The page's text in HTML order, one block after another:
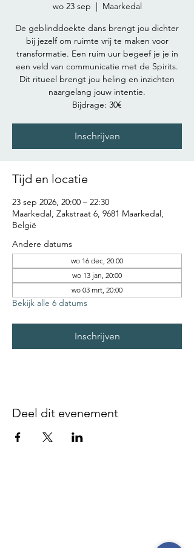
wo 23 sep
  |
Maarkedal
De geblinddoekte dans brengt jou dichter
bij jezelf om ruimte vrij te maken voor
transformatie. Een ruim uur begeef je je in
een veld van communicatie met de Spirits.
Dit ritueel brengt jou heling en inzichten
naargelang jouw intentie.
Bijdrage: 30€
Inschrijven
Tijd en locatie
23 sep 2026, 20:00 – 22:30
Maarkedal, Zakstraat 6, 9681 Maarkedal,
België
Andere datums
wo 16 dec, 20:00
wo 13 jan, 20:00
wo 03 mrt, 20:00
Bekijk alle 6 datums
Inschrijven
Deel dit evenement
parking, noch op de plaatsen waar de